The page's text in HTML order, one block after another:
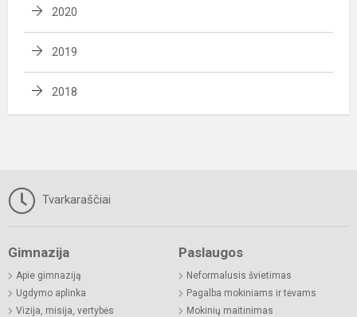
2020
2019
2018
Tvarkaraščiai
Gimnazija
Apie gimnaziją
Ugdymo aplinka
Vizija, misija, vertybės
Paslaugos
Neformalusis švietimas
Pagalba mokiniams ir tėvams
Mokinių maitinimas